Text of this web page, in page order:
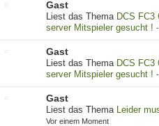
Gast
Liest das Thema DCS FC3
server Mitspieler gesucht ! -
Gast
Liest das Thema DCS FC3
server Mitspieler gesucht ! -
Gast
Liest das Thema Leider
Vor einem Moment